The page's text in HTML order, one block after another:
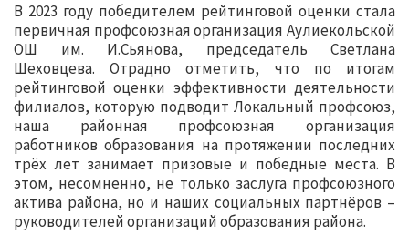
В 2023 году победителем рейтинговой оценки стала
первичная профсоюзная организация Аулиекольской
ОШ им. И.Сьянова, председатель Светлана
Шеховцева. Отрадно отметить, что по итогам
рейтинговой оценки эффективности деятельности
филиалов, которую подводит Локальный профсоюз,
наша районная профсоюзная организация
работников образования на протяжении последних
трёх лет занимает призовые и победные места. В
этом, несомненно, не только заслуга профсоюзного
актива района, но и наших социальных партнёров –
руководителей организаций образования района.